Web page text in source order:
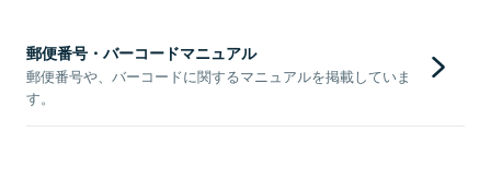
郵便番号・バーコードマニュアル
郵便番号や、バーコードに関するマニュアルを掲載していま
す。